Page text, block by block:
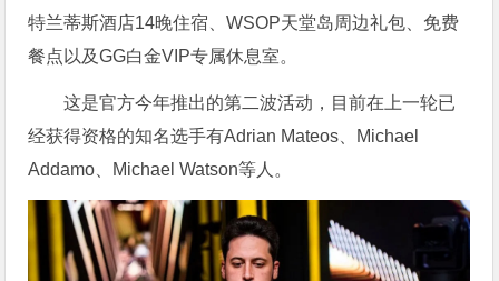
特兰蒂斯酒店14晚住宿、WSOP天堂岛周边礼包、免费
餐点以及GG白金VIP专属休息室。
这是官方今年推出的第二波活动，目前在上一轮已
经获得资格的知名选手有Adrian Mateos、Michael
Addamo、Michael Watson等人。